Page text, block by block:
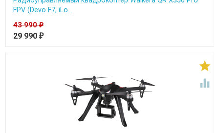
FPV (Devo F7, iLo...
43 990₽
29 990 ₽

